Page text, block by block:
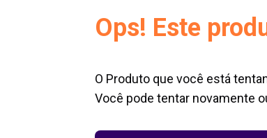
Ops! Este
O Produto que você está
Você pode tentar novamente